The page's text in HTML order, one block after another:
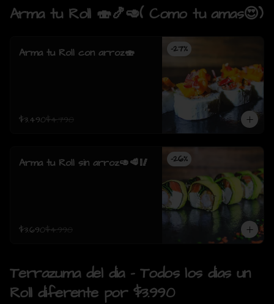
Arma tu Roll 🍣🍤🥑( Como tu amas😍)
-27%
Arma tu Roll con arroz🍣
$3.490$4.790
-26%
Arma tu Roll sin arroz🥑🥩🥢
$3.690$4.990
Terrazuma del dia - Todos los dias un
Roll diferente por $3.990